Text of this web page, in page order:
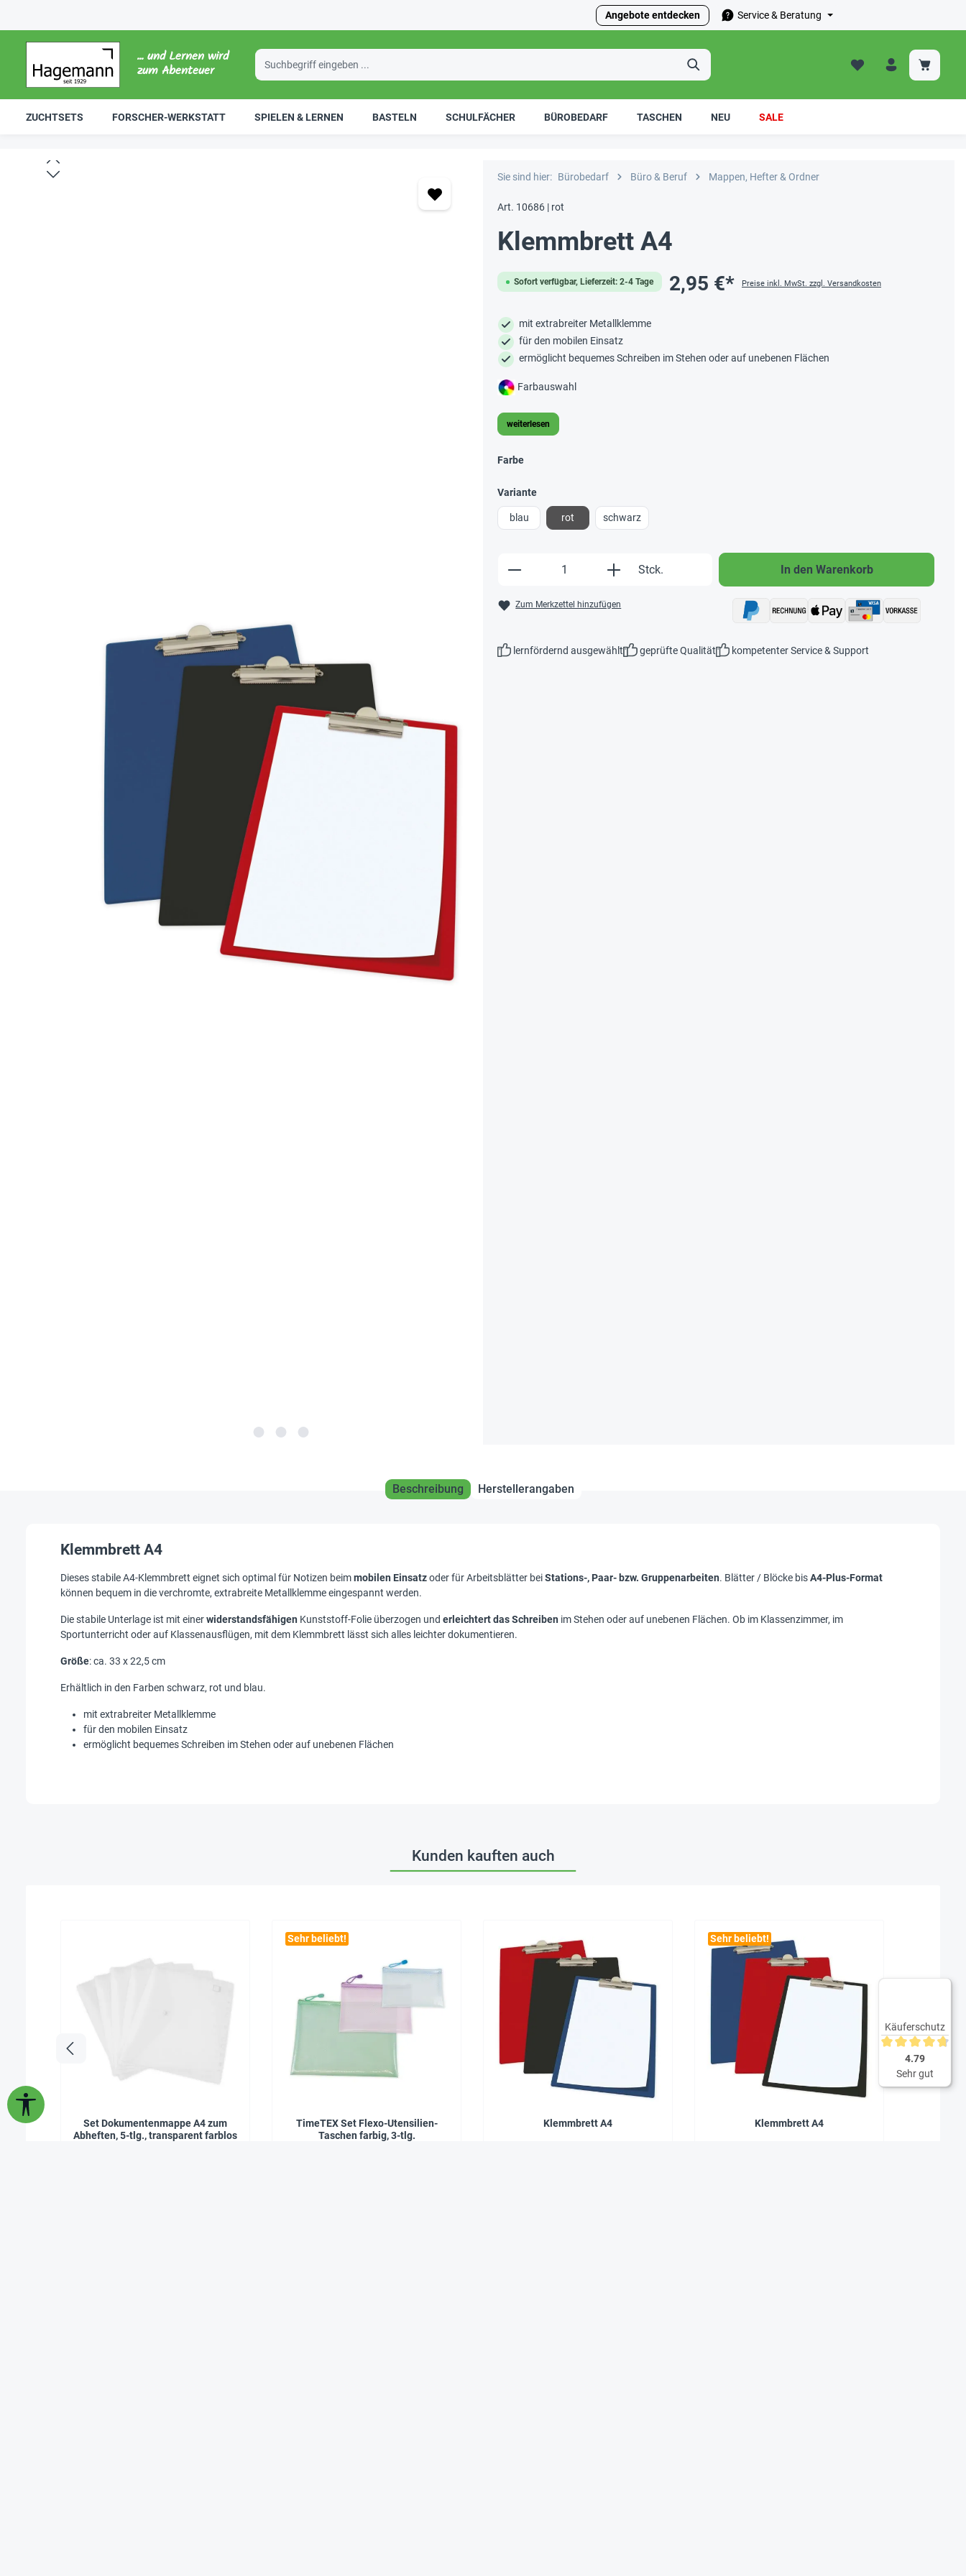
Angebote entdecken Service & Beratung
... und Lernen wird
zum Abenteuer
ZUCHTSETS FORSCHER-WERKSTATT SPIELEN & LERNEN BASTELN SCHULFÄCHER BÜROBEDARF TASCHEN NEU SALE
Sie sind hier: Bürobedarf Büro & Beruf Mappen, Hefter & Ordner
Art. 10686 | rot
Klemmbrett A4
Sofort verfügbar, Lieferzeit: 2-4 Tage 2,95 €* Preise inkl. MwSt. zzgl. Versandkosten
mit extrabreiter Metallklemme
für den mobilen Einsatz
ermöglicht bequemes Schreiben im Stehen oder auf unebenen Flächen
Farbauswahl
weiterlesen
Farbe
Variante
blau rot schwarz
Produkt Anzahl: Gib den gewünschten Wert ein oder
Stck.
Zum Merkzettel hinzufügen
In den Warenkorb
lernfördernd ausgewählt geprüfte Qualität kompetenter Service & Support
Beschreibung Herstellerangaben
Klemmbrett A4
Dieses stabile A4-Klemmbrett eignet sich optimal für Notizen beimmobilen Einsatzoder für Arbeitsblätter beiStations-, Paar- bzw. Gruppenarbeiten. Blätter / Blöcke bisA4-Plus-Format
können bequem in die verchromte, extrabreite Metallklemme eingespannt werden.
Die stabile Unterlage ist mit einerwiderstandsfähigen Kunststoff-Folie überzogen und erleichtert das Schreiben im Stehen oder auf unebenen Flächen. Ob im Klassenzimmer, im
Sportunterricht oder auf Klassenausflügen, mit dem Klemmbrett lässt sich alles leichter dokumentieren.
Größe: ca. 33 x 22,5 cm
Erhältlich in den Farben schwarz, rot und blau.
mit extrabreiter Metallklemme
für den mobilen Einsatz
ermöglicht bequemes Schreiben im Stehen oder auf unebenen Flächen
Kunden kauften auch
Set Dokumentenmappe A4 zum
Abheften, 5-tlg., transparent farblos
Sehr beliebt!
TimeTEX Set Flexo-Utensilien-
Taschen farbig, 3-tlg.
Klemmbrett A4
Sehr beliebt!
Klemmbrett A4
Werkzeugleiste anzeigen
Käuferschutz
Durchschnittliche
4.79
Sehr gut